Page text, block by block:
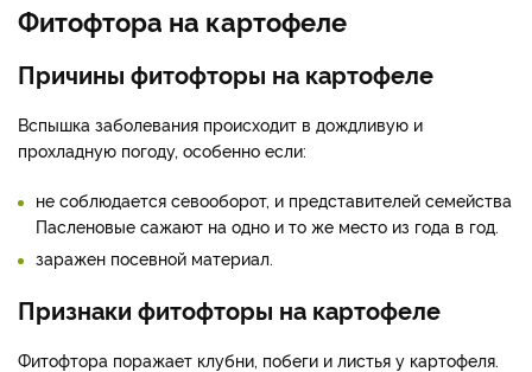
Фитофтора на картофеле
Причины фитофторы на картофеле
Вспышка заболевания происходит в дождливую и
прохладную погоду, особенно если:
не соблюдается севооборот, и представителей семейства
Пасленовые сажают на одно и то же место из года в год.
заражен посевной материал.
Признаки фитофторы на картофеле
Фитофтора поражает клубни, побеги и листья у картофеля.